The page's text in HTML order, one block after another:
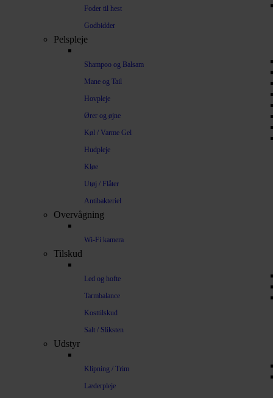
Foder til hest
Godbidder
Pelspleje
Shampoo og Balsam
Mane og Tail
Hovpleje
Ører og øjne
Køl / Varme Gel
Hudpleje
Kløe
Utøj / Flåter
Antibakteriel
Overvågning
Wi-Fi kamera
Tilskud
Led og hofte
Tarmbalance
Kosttilskud
Salt / Sliksten
Udstyr
Klipning / Trim
Læderpleje